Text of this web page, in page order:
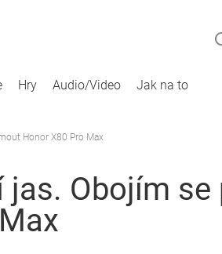
Hry Audio/Video Jak na to
Honor X80 Pro Max
jas. Obojím se